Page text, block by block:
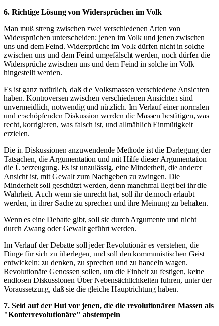
6. Richtige Lösung von Widersprüchen im Volk
Man muß streng zwischen zwei verschiedenen Arten von
Widersprüchen unterscheiden: jenen im Volk und jenen zwischen
uns und dem Feind. Widersprüche im Volk dürfen nicht in solche
zwischen uns und dem Feind umgefälscht werden, noch dürfen die
Widersprüche zwischen uns und dem Feind in solche im Volk
hingestellt werden.
Es ist ganz natürlich, daß die Volksmassen verschiedene Ansichten
haben. Kontroversen zwischen verschiedenen Ansichten sind
unvermeidlich, notwendig und nützlich. Im Verlauf einer normalen
und erschöpfenden Diskussion werden die Massen bestätigen, was
recht, korrigieren, was falsch ist, und allmählich Einmütigkeit
erzielen.
Die in Diskussionen anzuwendende Methode ist die Darlegung der
Tatsachen, die Argumentation und mit Hilfe dieser Argumentation
die Überzeugung. Es ist unzulässig, eine Minderheit, die anderer
Ansicht ist, mit Gewalt zum Nachgeben zu zwingen. Die
Minderheit soll geschützt werden, denn manchmal liegt bei ihr die
Wahrheit. Auch wenn sie unrecht hat, soll ihr dennoch erlaubt
werden, in ihrer Sache zu sprechen und ihre Meinung zu behalten.
Wenn es eine Debatte gibt, soll sie durch Argumente und nicht
durch Zwang oder Gewalt geführt werden.
Im Verlauf der Debatte soll jeder Revolutionär es verstehen, die
Dinge für sich zu überlegen, und soll den kommunistischen Geist
entwickeln: zu denken, zu sprechen und zu handeln wagen.
Revolutionäre Genossen sollen, um die Einheit zu festigen, keine
endlosen Diskussionen Über Nebensächlichkeiten fuhren, unter der
Voraussetzung, daß sie die gleiche Hauptrichtung haben.
7. Seid auf der Hut vor jenen, die die revolutionären Massen als
"Konterrevolutionäre" abstempeln